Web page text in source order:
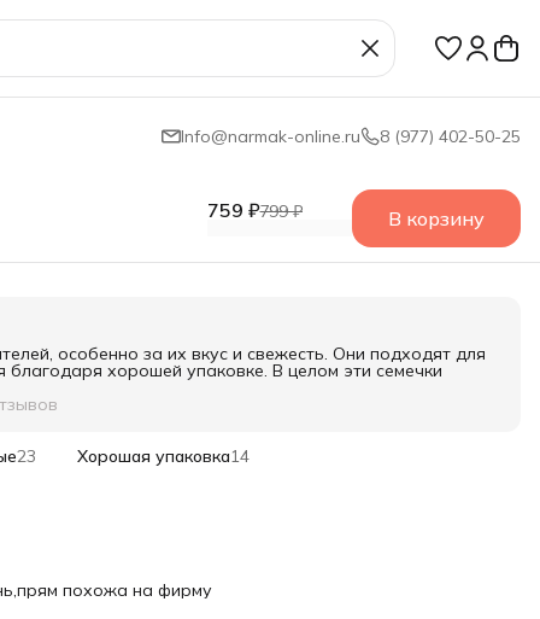
Info@narmak-online.ru 8 (977) 402-50-25
759 ₽799 ₽ В корзину
особенно за их вкус и свежесть. Они подходят для
хорошей упаковке. В целом эти семечки
23 Хорошая упаковка14
похожа на фирму